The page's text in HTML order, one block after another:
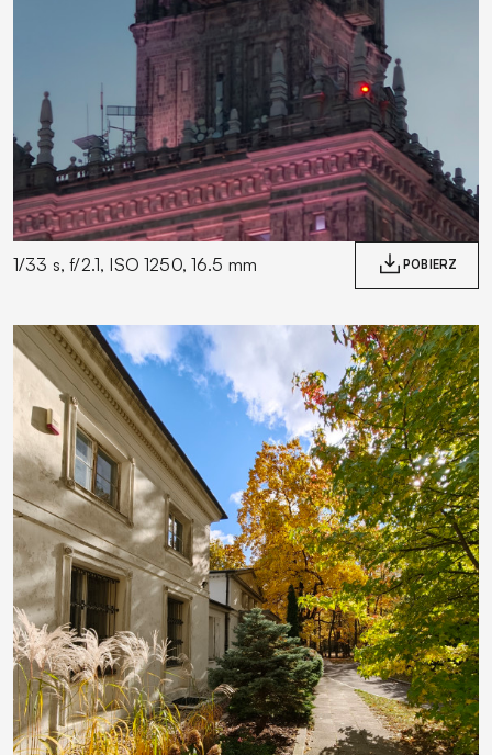
1/33 s, f/2.1, ISO 1250, 16.5 mm POBIERZ